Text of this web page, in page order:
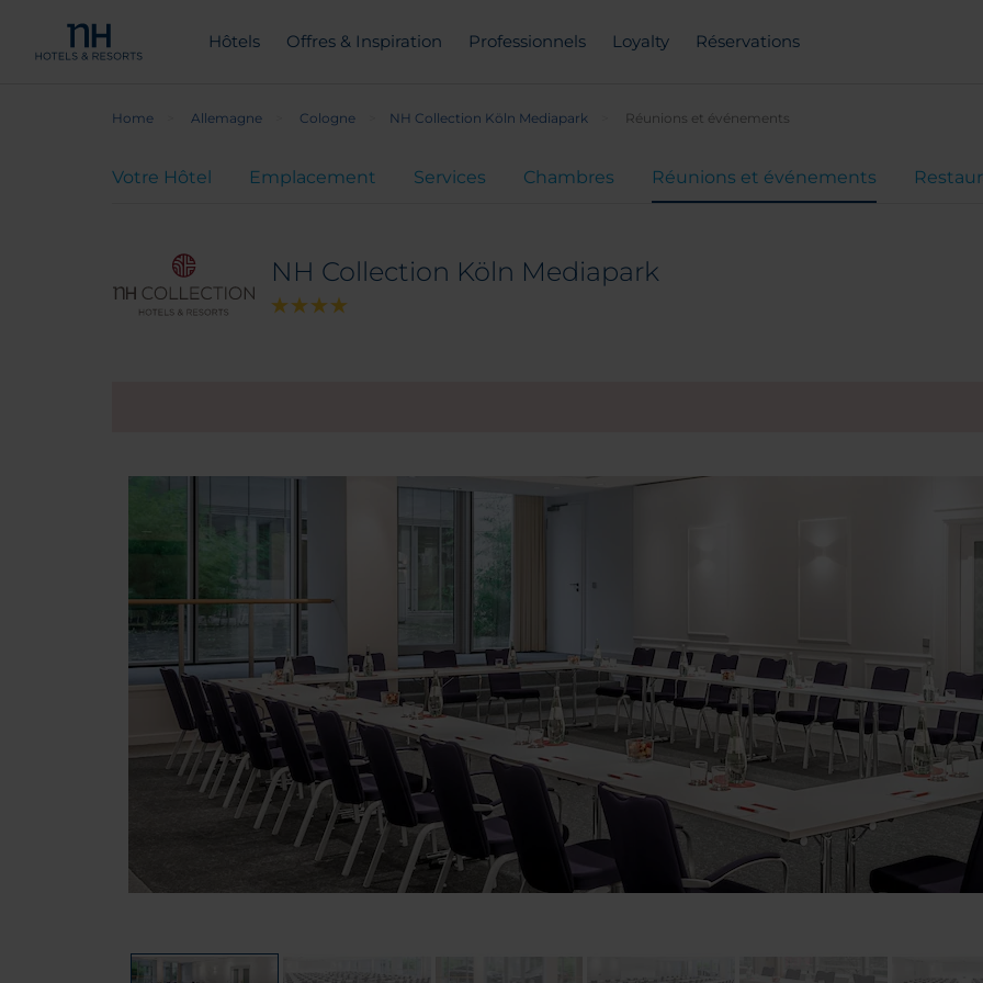
Hôtels Offres & Inspiration Professionnels Loyalty Réservations
Home Allemagne Cologne NH Collection Köln Mediapark Réunions et événements
Votre Hôtel Emplacement Services Chambres Réunions et événements
NH Collection Köln Mediapark